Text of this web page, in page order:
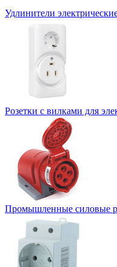
Удлинители
Розетки с вилками для
Промышленные силовые